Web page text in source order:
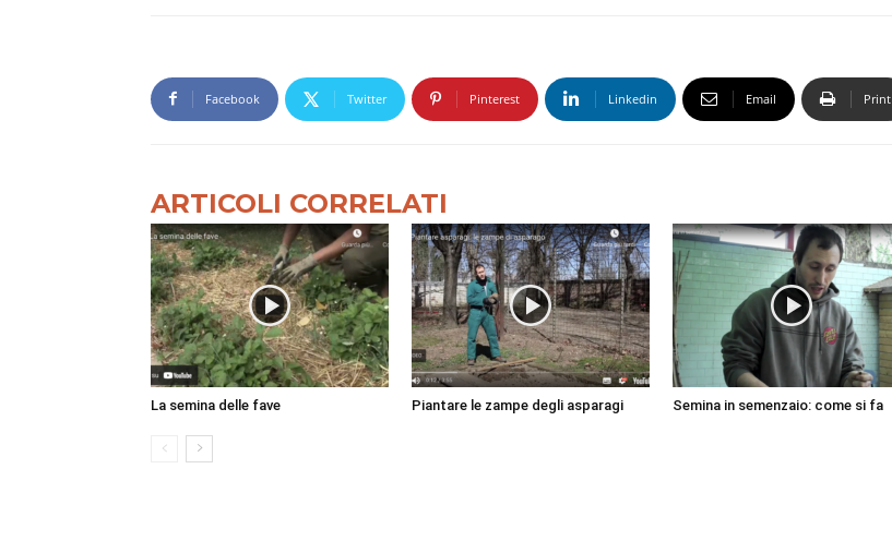
Facebook Twitter Pinterest Linkedin Email Print
ARTICOLI CORRELATI
La semina delle fave Piantare le zampe degli asparagi Semina in semenzaio: come si fa